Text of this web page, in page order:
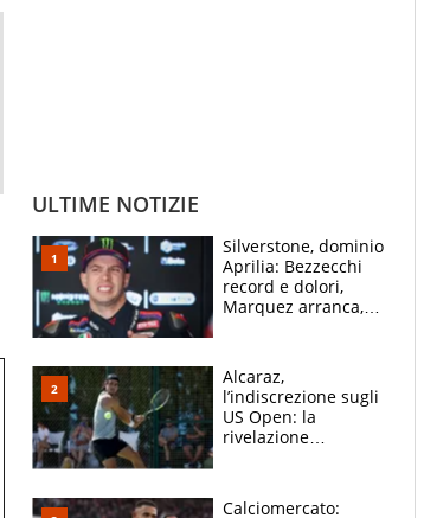
ULTIME NOTIZIE
Silverstone, dominio
Aprilia: Bezzecchi
record e dolori,
Marquez arranca,
Alcaraz,
l’indiscrezione sugli
US Open: la
rivelazione
B. Rune verso la
Calciomercato: